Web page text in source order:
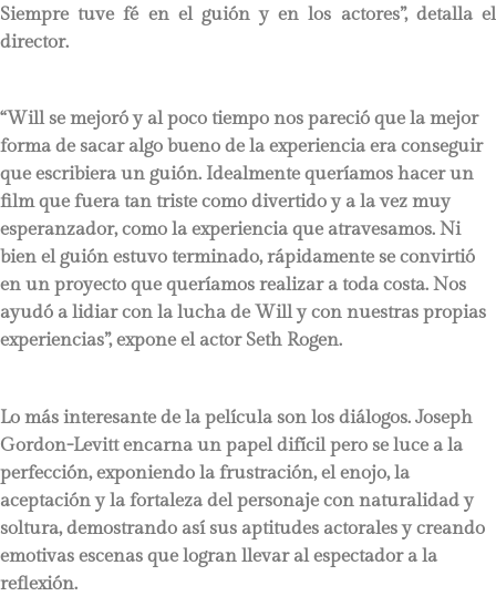
Siempre tuve fé en el guión y en los actores”, detalla el
director.
“Will se mejoró y al poco tiempo nos pareció que la mejor
forma de sacar algo bueno de la experiencia era conseguir
que escribiera un guión. Idealmente queríamos hacer un
film que fuera tan triste como divertido y a la vez muy
esperanzador, como la experiencia que atravesamos. Ni
bien el guión estuvo terminado, rápidamente se convirtió
en un proyecto que queríamos realizar a toda costa. Nos
ayudó a lidiar con la lucha de Will y con nuestras propias
experiencias”, expone el actor Seth Rogen.
Lo más interesante de la película son los diálogos. Joseph
Gordon-Levitt encarna un papel difícil pero se luce a la
perfección, exponiendo la frustración, el enojo, la
aceptación y la fortaleza del personaje con naturalidad y
soltura, demostrando así sus aptitudes actorales y creando
emotivas escenas que logran llevar al espectador a la
reflexión.